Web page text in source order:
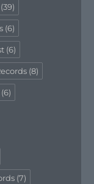
(39)
(6)
(6)
(8)
(7)